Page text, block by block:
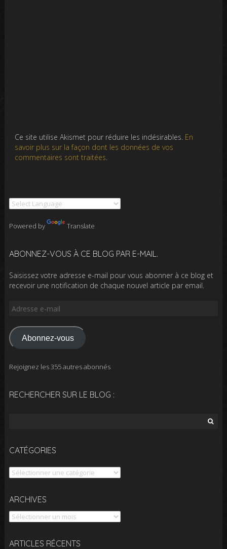
Ce site utilise Akismet pour réduire les indésirables. En
savoir plus sur la façon dont les données de vos
commentaires sont traitées.
Powered by Translate
ABONNEZ-VOUS À CE BLOG PAR E-MAIL.
Saisissez votre adresse e-mail pour vous abonner à ce blog et
recevoir une notification de chaque nouvel article par email.
Adresse
mail
Abonnez-vous
Rejoignez les 355 autres abonnés
RECHERCHER SUR LE BLOG :
CATÉGORIES
Catégories
ARCHIVES
Archives
ARTICLES RÉCENTS